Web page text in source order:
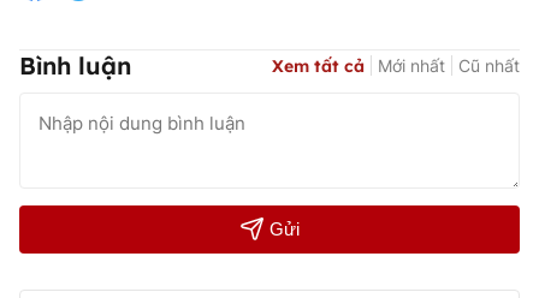
Bình luận Xem tất cả Mới nhất Cũ nhất
Gửi